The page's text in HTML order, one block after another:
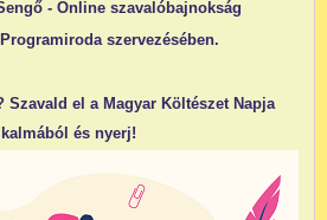
- Online szavalóbajnokság
szervezésében.
Szavald el a Magyar Költészet Napja
és nyerj!